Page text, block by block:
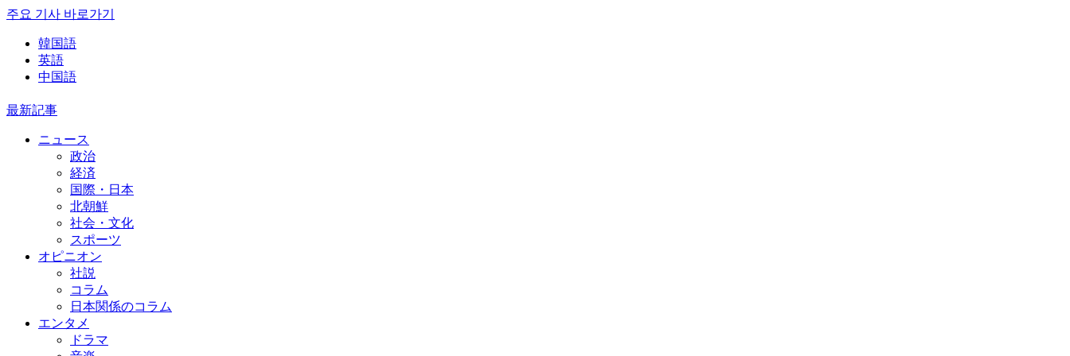
주요 기사 바로가기
韓国語
英語
中国語
最新記事
ニュース
政治
経済
国際・日本
北朝鮮
社会・文化
スポーツ
オピニオン
社説
コラム
日本関係のコラム
エンタメ
ドラマ